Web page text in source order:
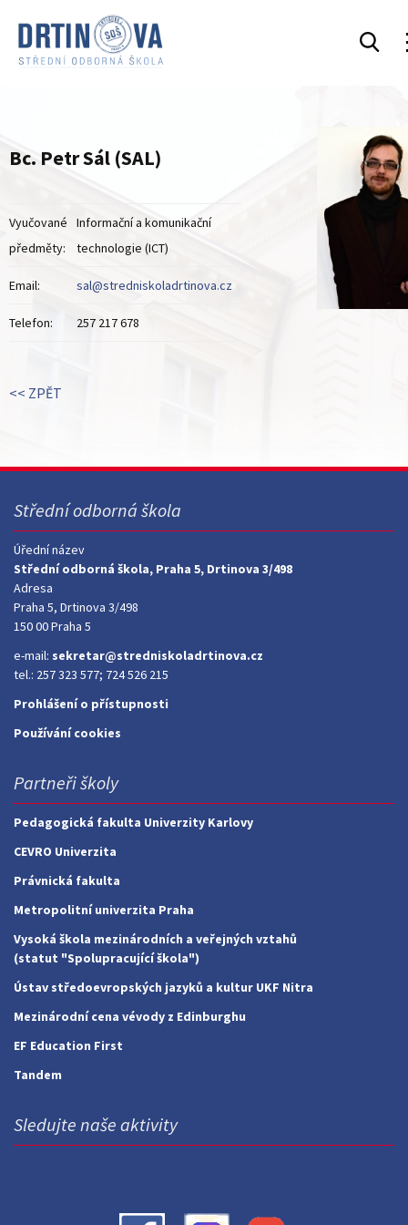
Bc. Petr Sál (SAL)
Vyučované
předměty:
Informační a komunikační
technologie (ICT)
Email: sal@stredniskoladrtinova.cz
Telefon: 257 217 678
<< ZPĚT
Střední odborná škola
Úřední název
Střední odborná škola, Praha 5, Drtinova 3/498
Adresa
Praha 5, Drtinova 3/498
150 00 Praha 5
e-mail: sekretar@stredniskoladrtinova.cz
tel.: 257 323 577; 724 526 215
Prohlášení o přístupnosti
Používání cookies
Partneři školy
Pedagogická fakulta Univerzity Karlovy
CEVRO Univerzita
Právnická fakulta
Metropolitní univerzita Praha
Vysoká škola mezinárodních a veřejných vztahů
(statut "Spolupracující škola")
Ústav středoevropských jazyků a kultur UKF Nitra
Mezinárodní cena vévody z Edinburghu
EF Education First
Tandem
Sledujte naše aktivity